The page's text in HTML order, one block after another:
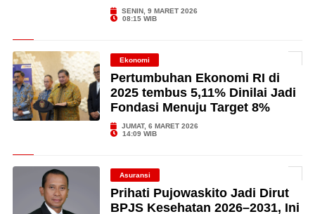
SENIN, 9 MARET 2026
08:15 WIB
Ekonomi
Pertumbuhan Ekonomi RI di
2025 tembus 5,11% Dinilai Jadi
Fondasi Menuju Target 8%
JUMAT, 6 MARET 2026
14:09 WIB
Asuransi
Prihati Pujowaskito Jadi Dirut
BPJS Kesehatan 2026–2031, Ini